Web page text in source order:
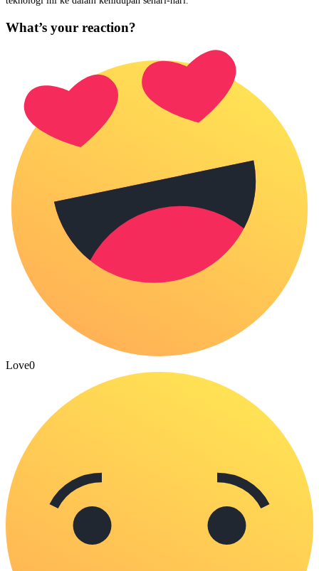
What’s your reaction?
Love0